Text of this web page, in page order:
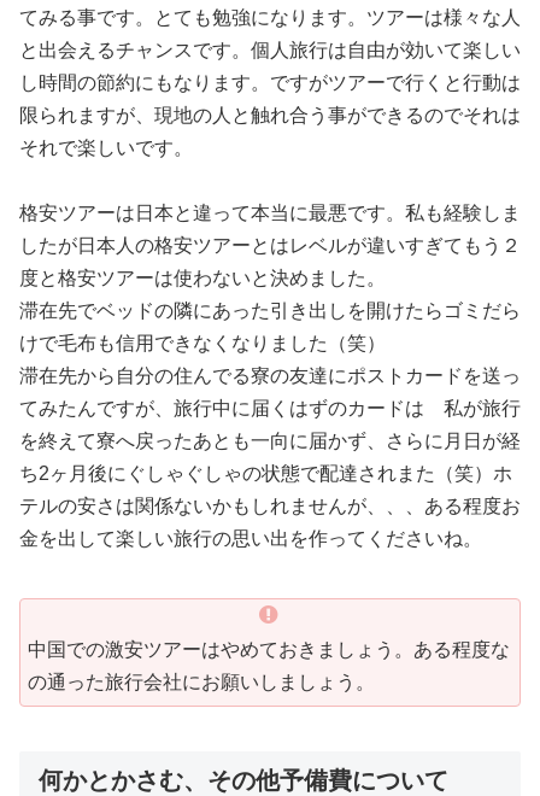
てみる事です。とても勉強になります。ツアーは様々な人
と出会えるチャンスです。個人旅行は自由が効いて楽しい
し時間の節約にもなります。ですがツアーで行くと行動は
限られますが、現地の人と触れ合う事ができるのでそれは
それで楽しいです。
格安ツアーは日本と違って本当に最悪です。私も経験しま
したが日本人の格安ツアーとはレベルが違いすぎてもう２
度と格安ツアーは使わないと決めました。
滞在先でベッドの隣にあった引き出しを開けたらゴミだら
けで毛布も信用できなくなりました（笑）
滞在先から自分の住んでる寮の友達にポストカードを送っ
てみたんですが、旅行中に届くはずのカードは 私が旅行
を終えて寮へ戻ったあとも一向に届かず、さらに月日が経
ち2ヶ月後にぐしゃぐしゃの状態で配達されまた（笑）ホ
テルの安さは関係ないかもしれませんが、、、ある程度お
金を出して楽しい旅行の思い出を作ってくださいね。
中国での激安ツアーはやめておきましょう。ある程度な
の通った旅行会社にお願いしましょう。
何かとかさむ、その他予備費について